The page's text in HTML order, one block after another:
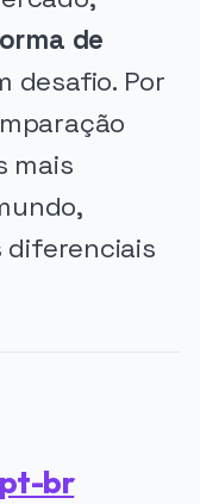
de
desafio. Por
mais
diferenciais
br